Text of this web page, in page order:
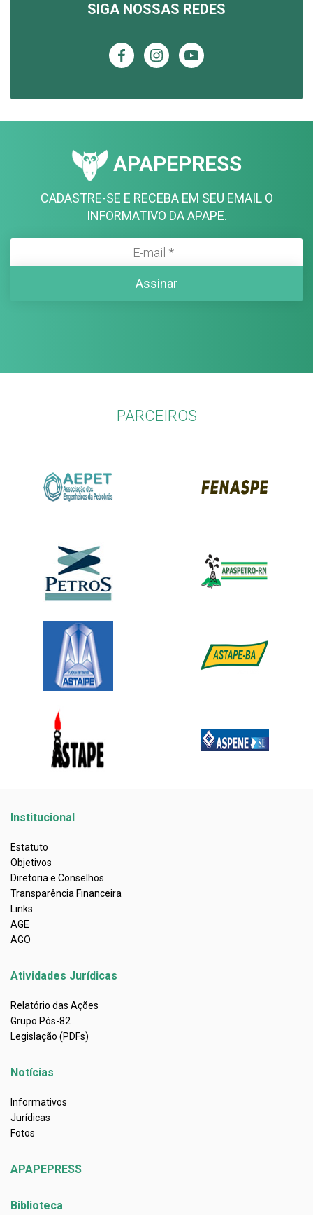
SIGA NOSSAS REDES
APAPEPRESS
CADASTRE-SE E RECEBA EM SEU EMAIL O
INFORMATIVO DA APAPE.
PARCEIROS
Institucional
Estatuto
Objetivos
Diretoria e Conselhos
Transparência Financeira
Links
AGE
AGO
Atividades Jurídicas
Relatório das Ações
Grupo Pós-82
Legislação (PDFs)
Notícias
Informativos
Jurídicas
Fotos
APAPEPRESS
Biblioteca